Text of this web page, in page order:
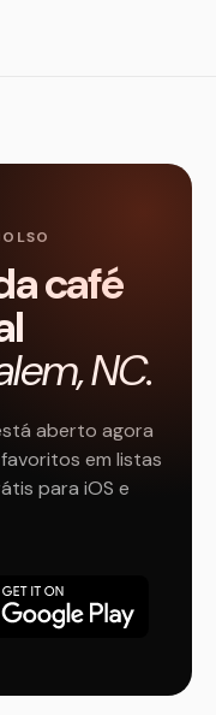
café
NC.
aberto agora
em listas
para iOS e